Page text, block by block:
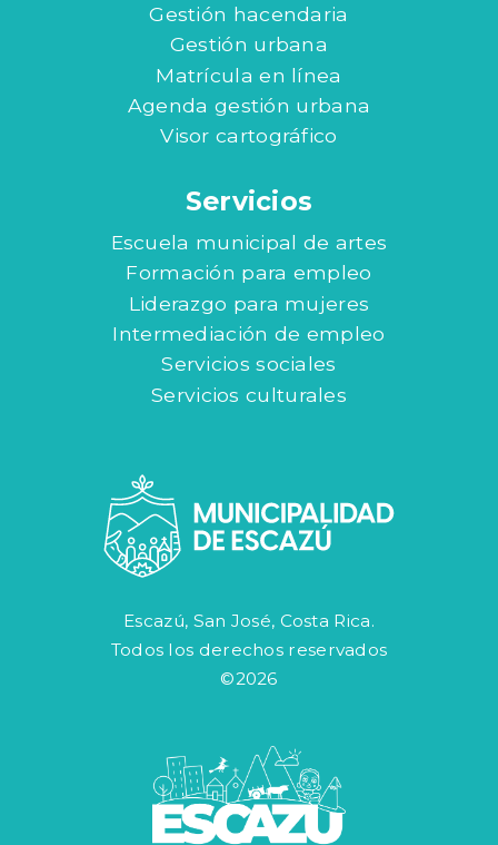
Gestión hacendaria
Gestión urbana
Matrícula en línea
Agenda gestión urbana
Visor cartográfico
Servicios
Escuela municipal de artes
Formación para empleo
Liderazgo para mujeres
Intermediación de empleo
Servicios sociales
Servicios culturales
Escazú, San José, Costa Rica.
Todos los derechos reservados
©2026